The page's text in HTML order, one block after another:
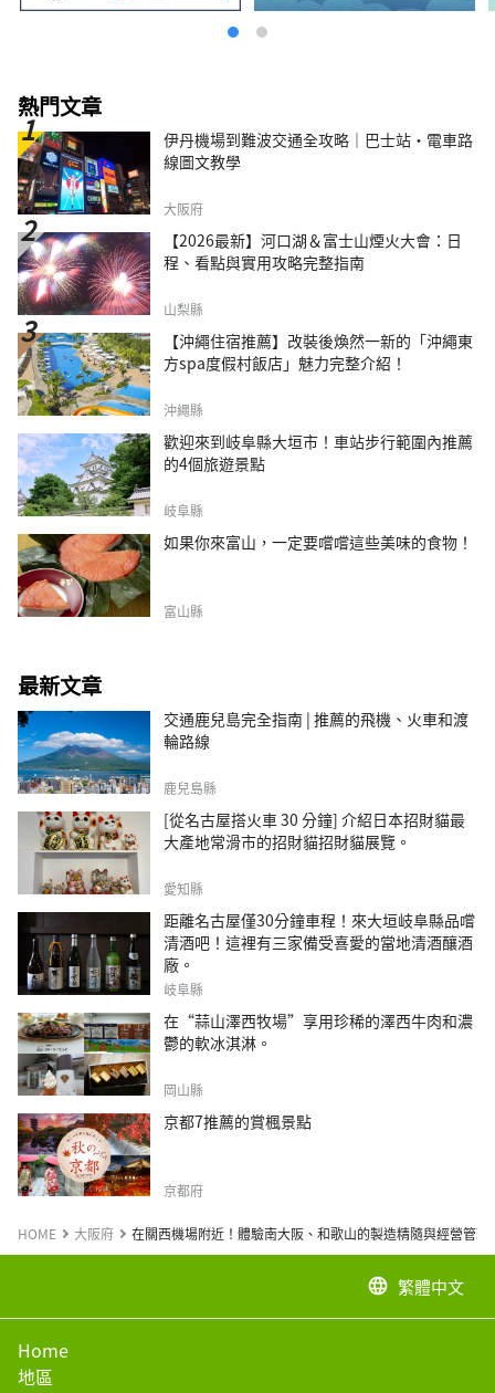
熱門文章
伊丹機場到難波交通全攻略｜巴士站・電車路
線圖文教學
大阪府
【2026最新】河口湖＆富士山煙火大會：日
程、看點與實用攻略完整指南
山梨縣
【沖繩住宿推薦】改裝後煥然一新的「沖繩東
方spa度假村飯店」魅力完整介紹！
沖繩縣
歡迎來到岐阜縣大垣市！車站步行範圍內推薦
的4個旅遊景點
岐阜縣
如果你來富山，一定要嚐嚐這些美味的食物！
富山縣
最新文章
交通鹿兒島完全指南 | 推薦的飛機、火車和渡
輪路線
鹿兒島縣
[從名古屋搭火車 30 分鐘] 介紹日本招財貓最
大產地常滑市的招財貓招財貓展覽。
愛知縣
距離名古屋僅30分鐘車程！來大垣岐阜縣品嚐
清酒吧！這裡有三家備受喜愛的當地清酒釀酒
廠。
岐阜縣
在“蒜山澤西牧場”享用珍稀的澤西牛肉和濃
鬱的軟冰淇淋。
岡山縣
京都7推薦的賞楓景點
京都府
HOME 大阪府 在關西機場附近！體驗南大阪、和歌山的製造精隨與經營管理
language 繁體中文
Home
地區